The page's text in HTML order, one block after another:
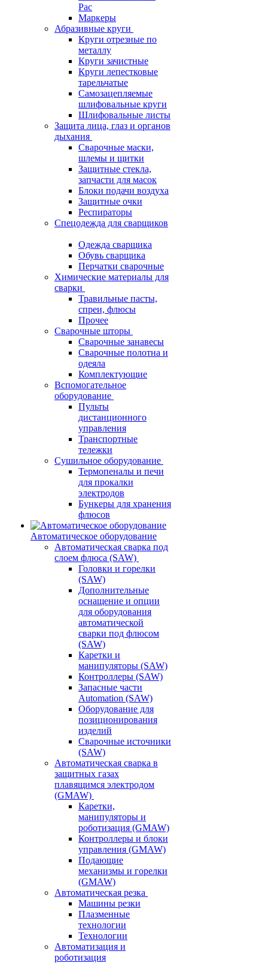
Pac
Маркеры
Абразивные круги
Круги отрезные по
металлу
Круги зачистные
Круги лепестковые
тарельчатые
Самозацепляемые
шлифовальные круги
Шлифовальные листы
Защита лица, глаз и органов
дыхания
Сварочные маски,
шлемы и щитки
Защитные стекла,
запчасти для масок
Блоки подачи воздуха
Защитные очки
Респираторы
Спецодежда для сварщиков
Одежда сварщика
Обувь сварщика
Перчатки сварочные
Химические материалы для
сварки
Травильные пасты,
спреи, флюсы
Прочее
Сварочные шторы
Сварочные занавесы
Сварочные полотна и
одеяла
Комплектующие
Вспомогательное
оборудование
Пульты
дистанционного
управления
Транспортные
тележки
Сушильное оборудование
Термопеналы и печи
для прокалки
электродов
Бункеры для хранения
флюсов
Автоматическое оборудование
Автоматическая сварка под
слоем флюса (SAW)
Головки и горелки
(SAW)
Дополнительные
оснащение и опции
для оборудования
автоматической
сварки под флюсом
(SAW)
Каретки и
манипуляторы (SAW)
Контроллеры (SAW)
Запасные части
Automation (SAW)
Оборудование для
позиционирования
изделий
Сварочные источники
(SAW)
Автоматическая сварка в
защитных газах
плавящимся электродом
(GMAW)
Каретки,
манипуляторы и
роботизация (GMAW)
Контроллеры и блоки
управления (GMAW)
Подающие
механизмы и горелки
(GMAW)
Автоматическая резка
Машины резки
Плазменные
технологии
Технологии
Автоматизация и
роботизация